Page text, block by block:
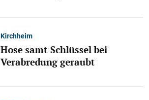
Kirchheim
Hose samt Schlüssel bei
Verabredung geraubt